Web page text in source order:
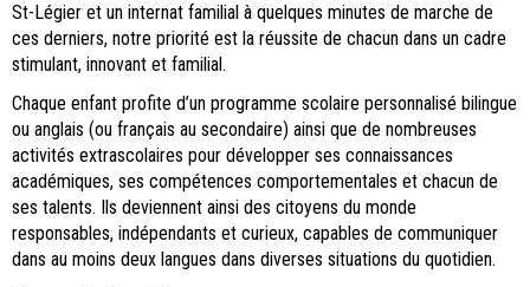
St-Légier et un internat familial à quelques minutes de marche de
ces derniers, notre priorité est la réussite de chacun dans un cadre
stimulant, innovant et familial.
Chaque enfant profite d’un programme scolaire personnalisé bilingue
ou anglais (ou français au secondaire) ainsi que de nombreuses
activités extrascolaires pour développer ses connaissances
académiques, ses compétences comportementales et chacun de
ses talents. Ils deviennent ainsi des citoyens du monde
responsables, indépendants et curieux, capables de communiquer
dans au moins deux langues dans diverses situations du quotidien.